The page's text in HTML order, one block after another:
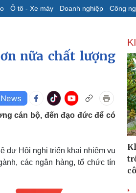
Ô tô - Xe máy Doanh nghiệp Công
Magazine
Bất động sản
Khởi nghiệp
tô - Xe máy
Doanh
Thông tin
Doanh
Doanh nhân
Vì cộng đồng
nữa chất lượng
cán bộ, đến đạo đức để có
dự Hội nghị triển khai nhiệm vụ
các ngân hàng, tổ chức tín